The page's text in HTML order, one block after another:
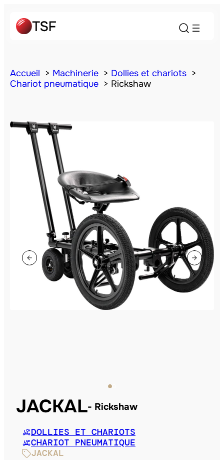
Accueil Machinerie
Dollies et chariots
Chariot pneumatique
Rickshaw
JACKAL Rickshaw
DOLLIES ET CHARIOTS
CHARIOT PNEUMATIQUE
JACKAL